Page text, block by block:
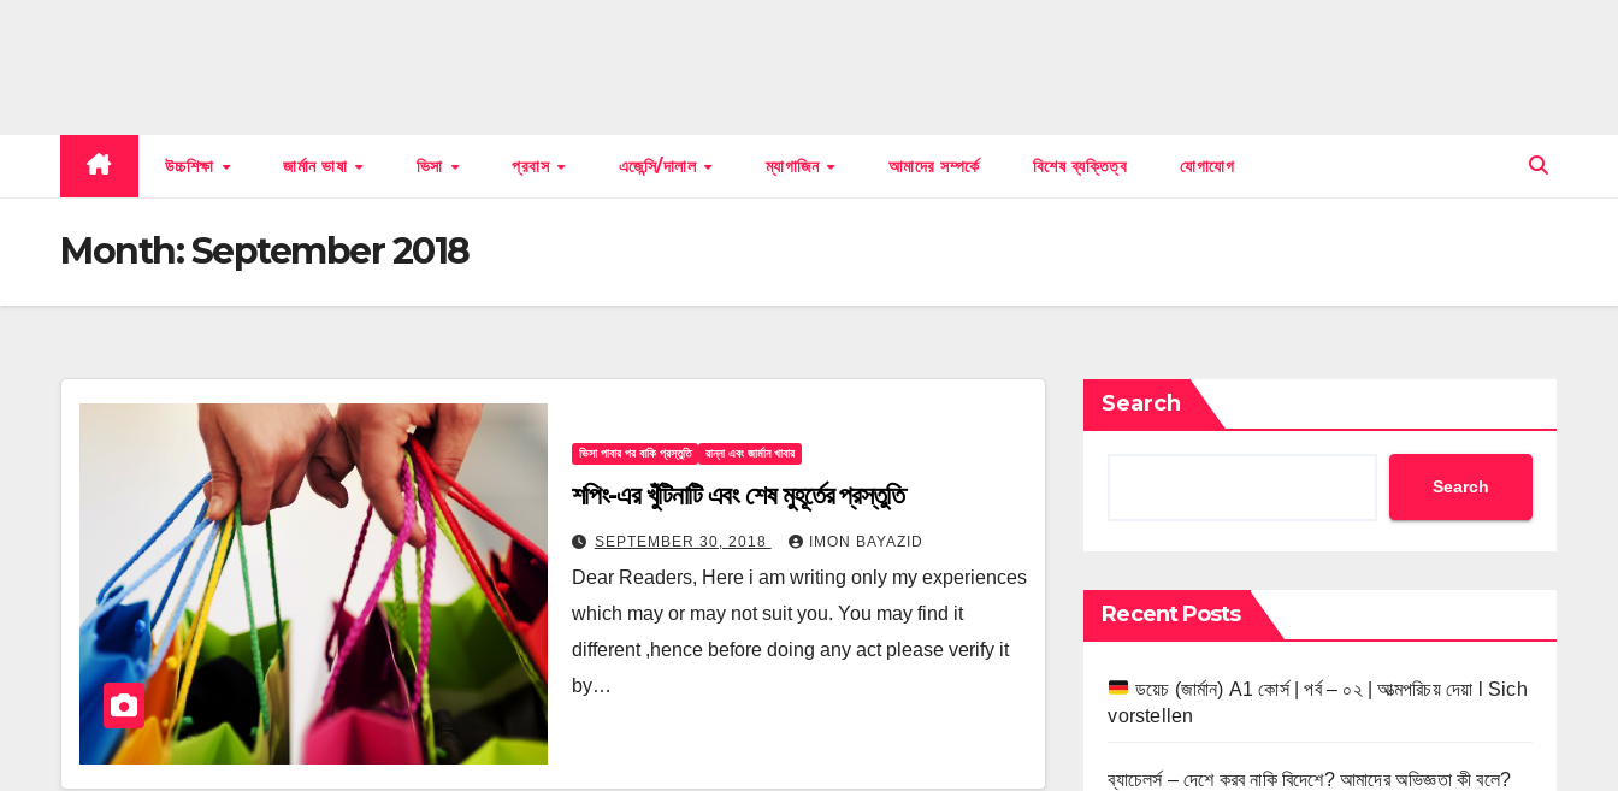
উচ্চশিক্ষা জার্মান ভাষা ভিসা প্রবাস এজেন্সি/দালাল ম্যাগাজিন আমাদের সম্পর্কে বিশেষ ব্যক্তিত্ব যোগাযোগ
Month:September 2018
ভিসা পাবার পর বাকি প্রস্তুতি রান্না এবং জার্মান খাবার
শপিং-এর খুঁটিনাটি এবং শেষ মুহূর্তের প্রস্তুতি
SEPTEMBER 30, 2018 IMON BAYAZID
Dear Readers, Here i am writing only my experiences
which may or may not suit you. You may find it
different ,hence before doing any act please verify it
by…
Search
Search
Recent Posts
ডয়েচ (জার্মান) A1 কোর্স | পর্ব – ০২ | আত্মপরিচয় দেয়া l Sich
vorstellen
ব্যাচেলর্স – দেশে করব নাকি বিদেশে? আমাদের অভিজ্ঞতা কী বলে?